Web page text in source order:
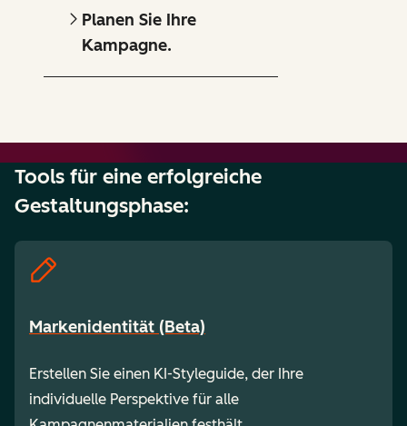
Planen Sie Ihre
Kampagne.
Tools für eine erfolgreiche
Gestaltungsphase:
Markenidentität (Beta)
Erstellen Sie einen KI-Styleguide, der Ihre
individuelle Perspektive für alle